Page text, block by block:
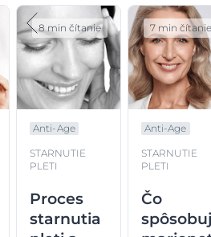
Anti-Age
STARNUTIE
PLETI
Proces
starnutia
8 min čítanie
Anti-Age
STARNUTIE
PLETI
Čo
7 min čítanie